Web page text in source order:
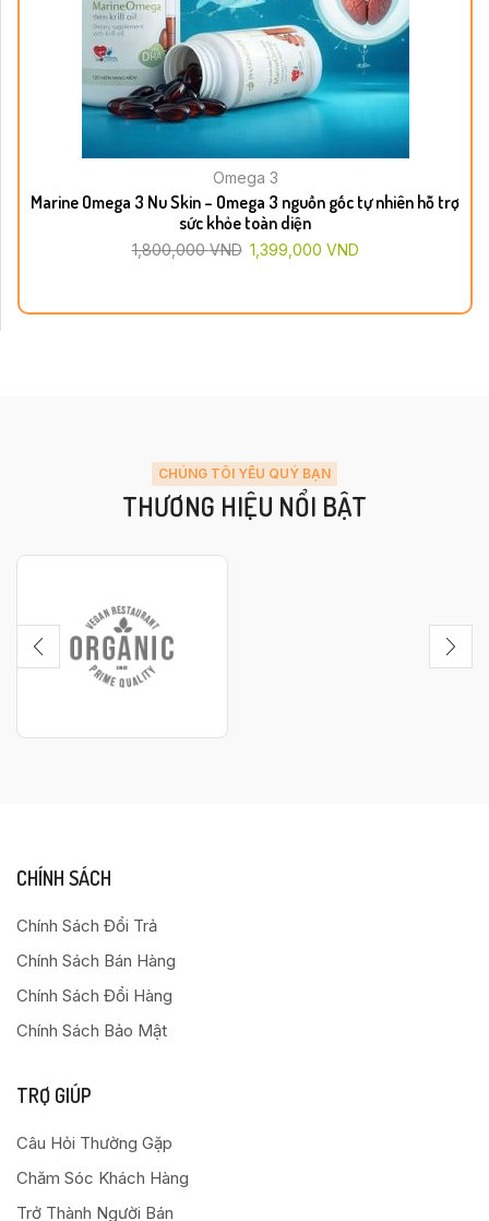
Omega 3
Marine Omega 3 Nu Skin – Omega 3 nguồn gốc tự nhiên hỗ trợ
sức khỏe toàn diện
1,800,000VND 1,399,000 VND
CHÚNG TÔI YÊU QUÝ BẠN
THƯƠNG HIỆU NỔI BẬT
CHÍNH SÁCH
Chính Sách Đổi Trả
Chính Sách Bán Hàng
Chính Sách Đổi Hàng
Chính Sách Bảo Mật
TRỢ GIÚP
Câu Hỏi Thường Gặp
Chăm Sóc Khách Hàng
Trở Thành Người Bán